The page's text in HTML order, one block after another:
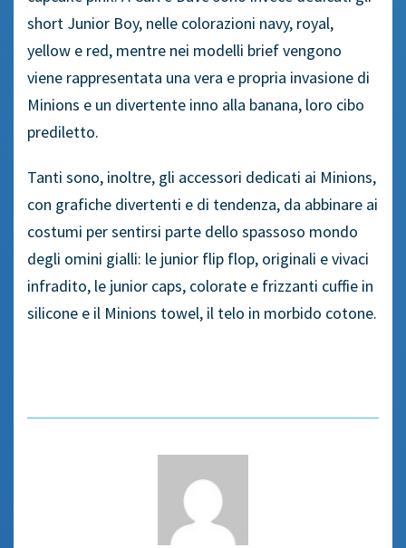
short Junior Boy, nelle colorazioni navy, royal,
yellow e red, mentre nei modelli brief vengono
viene rappresentata una vera e propria invasione di
Minions e un divertente inno alla banana, loro cibo
prediletto.
Tanti sono, inoltre, gli accessori dedicati ai Minions,
con grafiche divertenti e di tendenza, da abbinare ai
costumi per sentirsi parte dello spassoso mondo
degli omini gialli: le junior flip flop, originali e vivaci
infradito, le junior caps, colorate e frizzanti cuffie in
silicone e il Minions towel, il telo in morbido cotone.